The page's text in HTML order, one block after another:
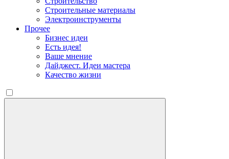
Строительные материалы
Электроинструменты
Прочее
Бизнес идеи
Есть идея!
Ваше мнение
Дайджест. Идеи мастера
Качество жизни